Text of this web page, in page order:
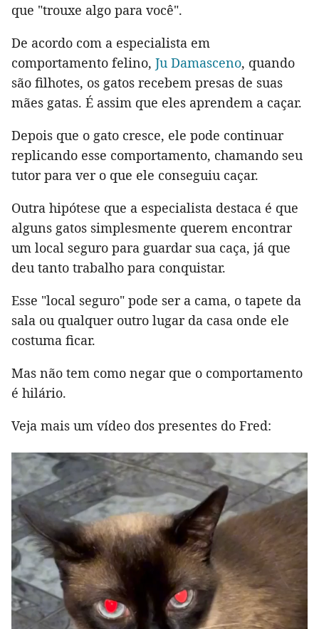
que "trouxe algo para você".
De acordo com a especialista em
comportamento felino, Ju Damasceno, quando
são filhotes, os gatos recebem presas de suas
mães gatas. É assim que eles aprendem a caçar.
Depois que o gato cresce, ele pode continuar
replicando esse comportamento, chamando seu
tutor para ver o que ele conseguiu caçar.
Outra hipótese que a especialista destaca é que
alguns gatos simplesmente querem encontrar
um local seguro para guardar sua caça, já que
deu tanto trabalho para conquistar.
Esse "local seguro" pode ser a cama, o tapete da
sala ou qualquer outro lugar da casa onde ele
costuma ficar.
Mas não tem como negar que o comportamento
é hilário.
Veja mais um vídeo dos presentes do Fred: